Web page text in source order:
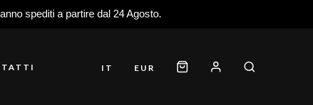
spediti a partire dal 24 Agosto.
IT EUR